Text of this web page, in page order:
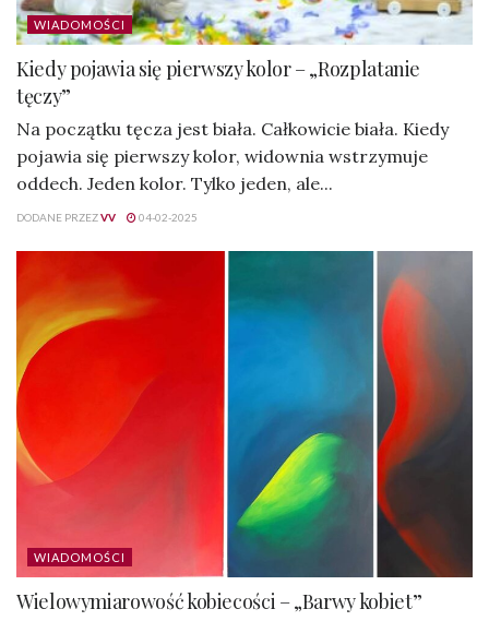
WIADOMOŚCI
Kiedy pojawia się pierwszy kolor – „Rozplatanie
tęczy”
Na początku tęcza jest biała. Całkowicie biała. Kiedy
pojawia się pierwszy kolor, widownia wstrzymuje
oddech. Jeden kolor. Tylko jeden, ale...
DODANE PRZEZVV 04-02-2025
WIADOMOŚCI
Wielowymiarowość kobiecości – „Barwy kobiet”